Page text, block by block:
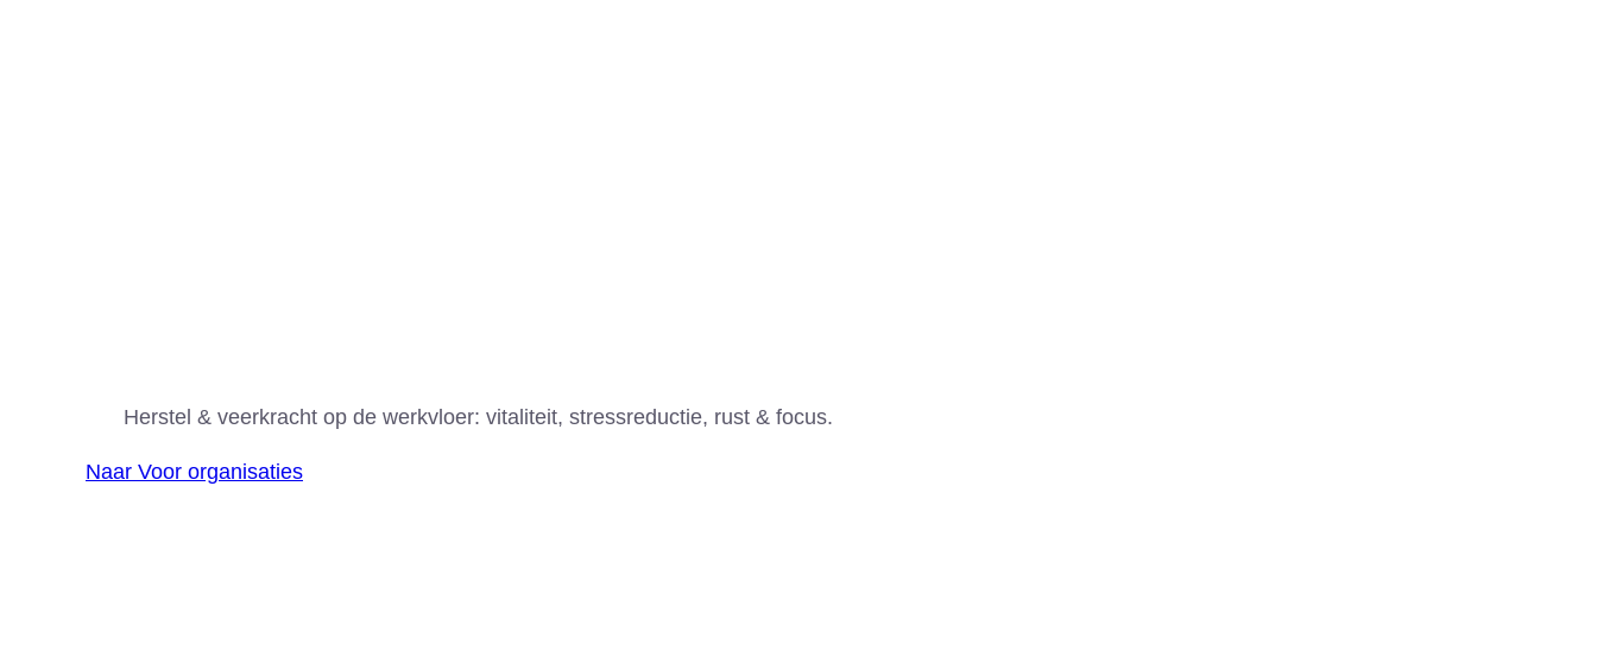
Herstel & veerkracht op de werkvloer: vitaliteit, stressreductie, rust & focus.
Naar Voor organisaties